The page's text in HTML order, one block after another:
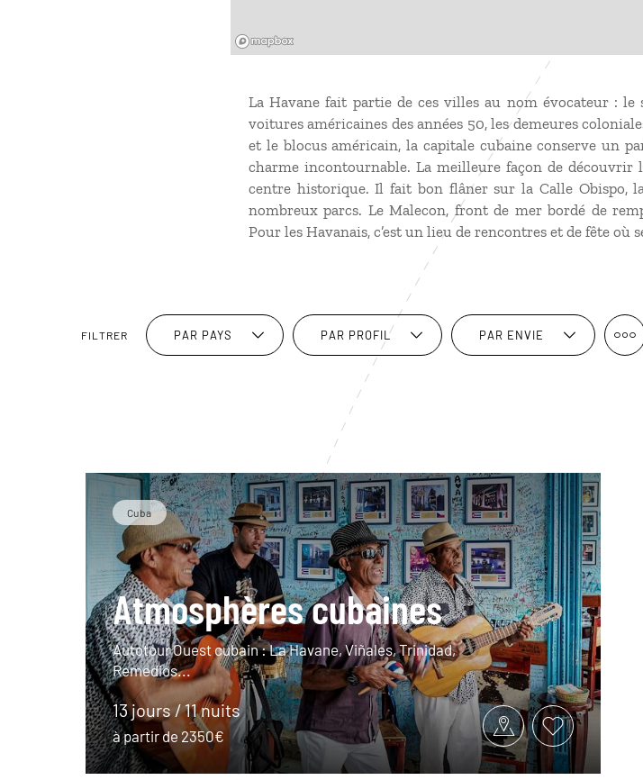
La Havane fait partie de ces villes au nom évocateur : le
voitures américaines des années 50, les demeures
et le blocus américain, la capitale cubaine conserve un
charme incontournable. La meilleure façon de découvrir
centre historique. Il fait bon flâner sur la Calle Obispo,
nombreux parcs. Le Malecon, front de mer bordé de
Pour les Havanais, c’est un lieu de rencontres et de fête où
FILTRER PAR PAYS PAR PROFIL PAR ENVIE
Cuba
Atmosphères cubaines
Autotour Ouest cubain : La Havane, Viñales, Trinidad,
Remedios...
13 jours / 11 nuits
à partir de 2350€